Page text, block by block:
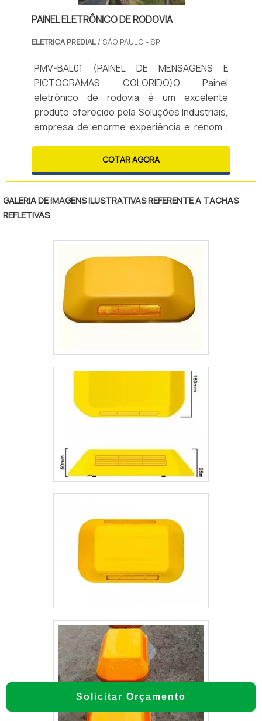
PAINEL ELETRÔNICO DE RODOVIA
ELETRICA PREDIAL / SÃO PAULO - SP
PMV-BAL01 (PAINEL DE MENSAGENS E
PICTOGRAMAS COLORIDO)O Painel
eletrônico de rodovia é um excelente
produto oferecido pela Soluções Industriais,
empresa de enorme experiência e renome
Soluções Industriais vem se destacando pela
altíssima qualidade e tecnologia de seus
produtos, estes voltados a sinalização e
comunicação visual eletrônica.A empresa
oferece uma gama de produtos e soluções
como: painéis de mensagens var.
COTAR AGORA
GALERIA DE IMAGENS ILUSTRATIVAS REFERENTE A TACHAS
REFLETIVAS
Solicitar Orçamento